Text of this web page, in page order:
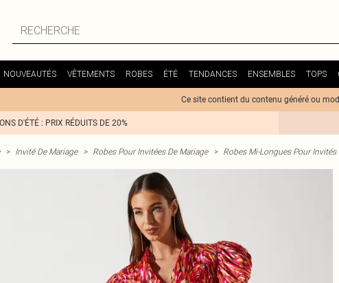
NOUVEAUTÉS VÊTEMENTS ROBES ÉTÉ TENDANCES ENSEMBLES TOPS
Ce site contient du contenu généré ou
D'ÉTÉ : PRIX RÉDUITS DE 20%
> Invité De Mariage > Robes Pour Invitées De Mariage > Robes Mi-Longues Pour Invités